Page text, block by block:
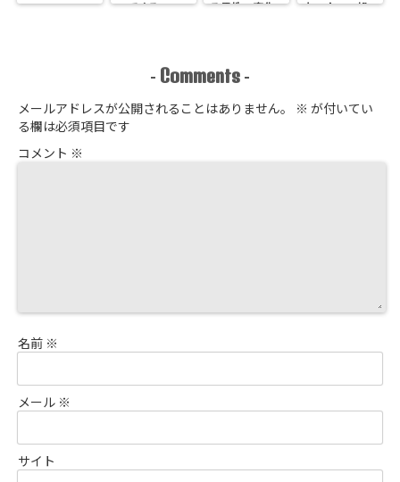
ってくる
る男性の変化
ない人への処
- Comments -
メールアドレスが公開されることはありません。 ※ が付いてい
る欄は必須項目です
コメント ※
名前 ※
メール ※
サイト